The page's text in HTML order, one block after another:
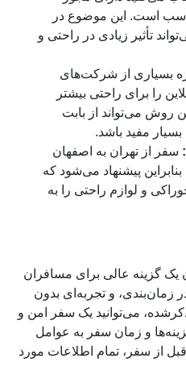
است. این موضوع در
تأثیر زیادی در راحتی و
بسیاری از شرکت‌های
را برای راحتی بیشتر
روش می‌تواند از بابت
مفید باشد.
از تهران به اصفهان
پیشنهاد می‌شود که
و لوازم راحتی را به
گزینه عالی برای مسافران
و تجربه‌ای بدون
می‌توانید یک سفر امن و
و زمان سفر به عوامل
از سفر، تمام اطلاعات مورد